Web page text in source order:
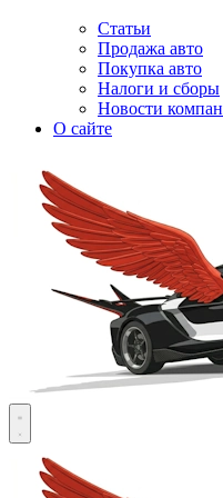
Статьи
Продажа авто
Покупка авто
Налоги и сборы
Новости
О сайте